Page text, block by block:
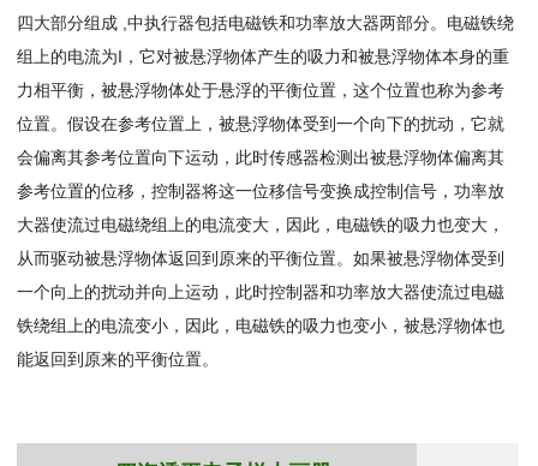
四大部分组成 ,中执行器包括电磁铁和功率放大器两部分。电磁铁绕
组上的电流为I，它对被悬浮物体产生的吸力和被悬浮物体本身的重
力相平衡，被悬浮物体处于悬浮的平衡位置，这个位置也称为参考
位置。假设在参考位置上，被悬浮物体受到一个向下的扰动，它就
会偏离其参考位置向下运动，此时传感器检测出被悬浮物体偏离其
参考位置的位移，控制器将这一位移信号变换成控制信号，功率放
大器使流过电磁绕组上的电流变大，因此，电磁铁的吸力也变大，
从而驱动被悬浮物体返回到原来的平衡位置。如果被悬浮物体受到
一个向上的扰动并向上运动，此时控制器和功率放大器使流过电磁
铁绕组上的电流变小，因此，电磁铁的吸力也变小，被悬浮物体也
能返回到原来的平衡位置。